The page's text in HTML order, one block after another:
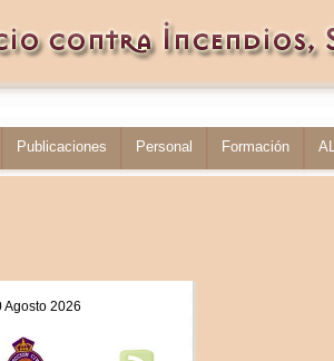
Publicaciones Personal Formación
Agosto 2026